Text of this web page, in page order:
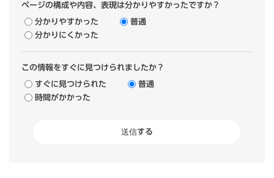
ページの構成や内容、表現は分かりやすかったですか？
分かりやすかった
普通
分かりにくかった
この情報をすぐに見つけられましたか？
すぐに見つけられた
普通
時間がかかった